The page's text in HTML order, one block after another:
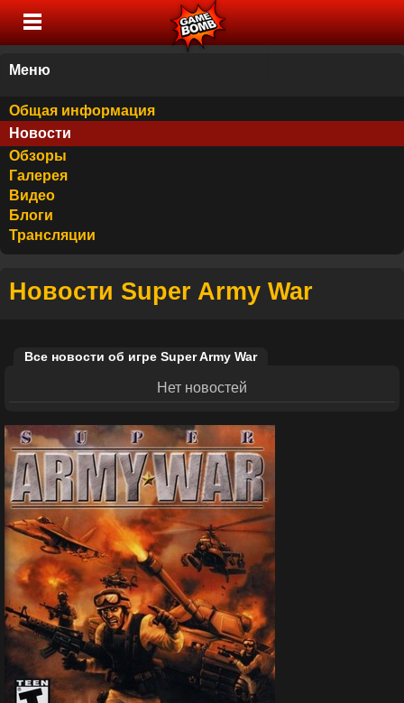
Меню
Общая информация
Новости
Обзоры
Галерея
Видео
Блоги
Трансляции
Новости Super Army War
Все новости об игре Super Army War
Нет новостей